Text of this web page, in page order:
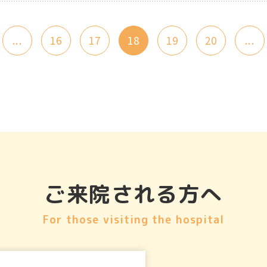
... 16 17 18 19 20 ...
ご来院される方へ
For those visiting the hospital